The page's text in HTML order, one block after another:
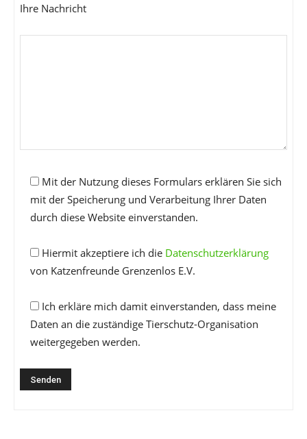
Ihre Nachricht
Mit der Nutzung dieses Formulars erklären Sie sich
mit der Speicherung und Verarbeitung Ihrer Daten
durch diese Website einverstanden.
Hiermit akzeptiere ich die Datenschutzerklärung
von Katzenfreunde Grenzenlos E.V.
Ich erkläre mich damit einverstanden, dass meine
Daten an die zuständige Tierschutz-Organisation
weitergegeben werden.